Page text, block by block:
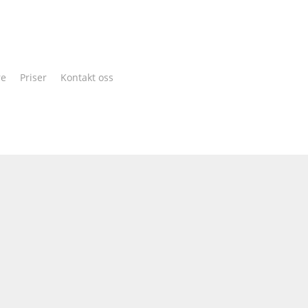
Priser Kontakt oss